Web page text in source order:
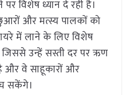
विशेष ध्यान दे रही है।
और मत्स्य पालकों को
में लाने के लिए विशेष
उन्हें सस्ती दर पर ऋण
और वे साहूकारों और
सकेंगे।